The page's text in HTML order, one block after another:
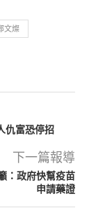
文燦
仇富恐停招
下一篇報導
：政府快幫疫苗
申請藥證